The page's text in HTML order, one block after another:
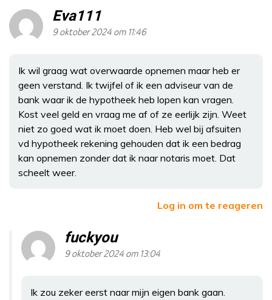
Eva111
9 oktober 2024 om 11:46
Ik wil graag wat overwaarde opnemen maar heb er
geen verstand. Ik twijfel of ik een adviseur van de
bank waar ik de hypotheek heb lopen kan vragen.
Kost veel geld en vraag me af of ze eerlijk zijn. Weet
niet zo goed wat ik moet doen. Heb wel bij afsuiten
vd hypotheek rekening gehouden dat ik een bedrag
kan opnemen zonder dat ik naar notaris moet. Dat
scheelt weer.
Log in om te reageren
fuckyou
9 oktober 2024 om 13:04
Ik zou zeker eerst naar mijn eigen bank gaan.